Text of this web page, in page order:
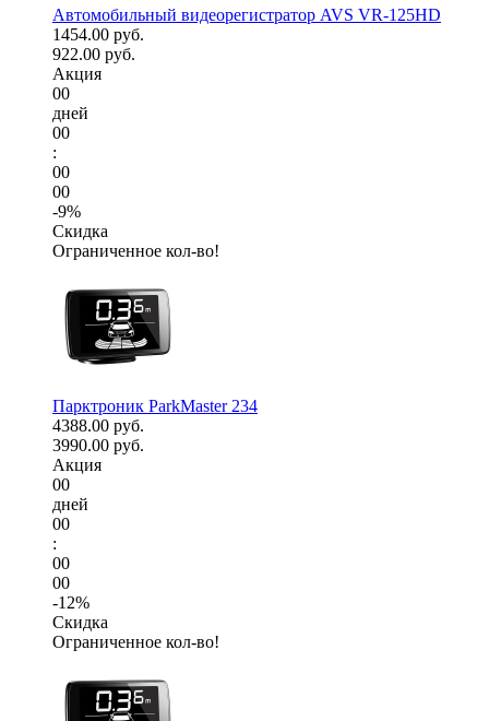
Автомобильный видеорегистратор AVS VR-125HD
1454.00 руб.
922.00 руб.
Акция
00
дней
00
:
00
00
-9%
Скидка
Ограниченное кол-во!
Парктроник ParkMaster 234
4388.00 руб.
3990.00 руб.
Акция
00
дней
00
:
00
00
-12%
Скидка
Ограниченное кол-во!